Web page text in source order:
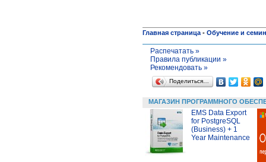
Главная страница - Обучение и
Распечатать »
Правила публикации »
Рекомендовать »
Поделиться…
МАГАЗИН ПРОГРАММНОГО
EMS Data Export
for PostgreSQL
(Business) + 1
Year Maintenance